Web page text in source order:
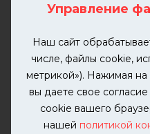
Управление
Наш сайт
числе, файлы cookie,
метрикой»). Нажимая
вы даете свое
cookie вашего
нашей политикой
2026 © KUTUZOVV |
автомобилей. Вся
ООО
Публикация